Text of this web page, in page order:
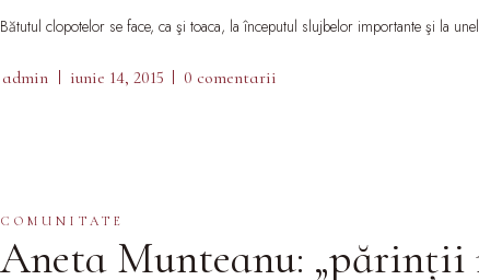
Bătutul clopotelor se face, ca şi toaca, la începutul slujbelor importante şi la
admin iunie 14, 2015 0 comentarii
COMUNITATE
Aneta Munteanu: „părinții